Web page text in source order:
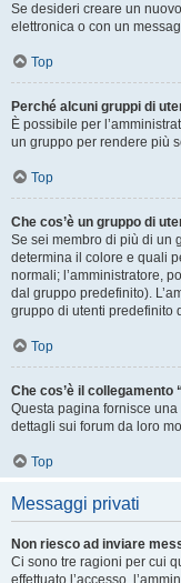
Se desideri creare un
elettronica o con un
Top
Perché alcuni gruppi di
È possibile per
un gruppo per rendere più
Top
Che cos’è un gruppo di
Se sei membro di più di un
determina il colore e quali
normali; l’amministratore,
dal gruppo predefinito).
gruppo di utenti predefinito
Top
Che cos’è il collegamento
Questa pagina fornisce
dettagli sui forum da loro
Top
Messaggi privati
Non riesco ad inviare
Ci sono tre ragioni per cui
effettuato l’accesso,